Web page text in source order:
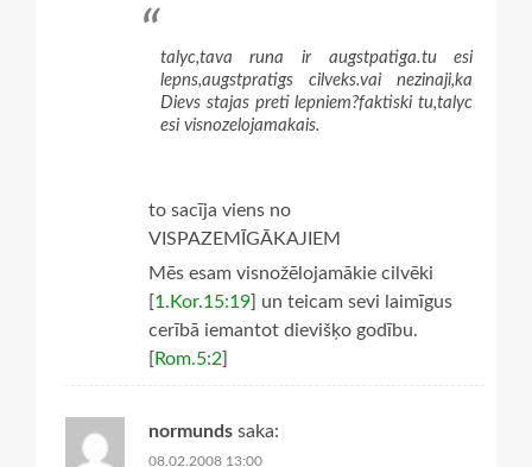
talyc,tava runa ir augstpatiga.tu esi
lepns,augstpratigs cilveks.vai nezinaji,ka
Dievs stajas preti lepniem?faktiski tu,talyc
esi visnozelojamakais.
to sacīja viens no
VISPAZEMĪGĀKAJIEM
Mēs esam visnožēlojamākie cilvēki
1.Kor.15:19 ] un teicam sevi laimīgus
cerībā iemantot dievišķo godību.
Rom.5:2
normunds saka:
08.02.2008 13:00